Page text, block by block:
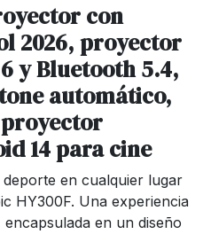
con
2026, proyector
y Bluetooth 5.4,
automático,
proyector
14 para cine
en cualquier lugar
HY300F. Una experiencia
en un diseño